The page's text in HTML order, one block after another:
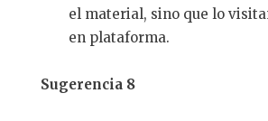
el material, sino que lo
en plataforma.
Sugerencia 8